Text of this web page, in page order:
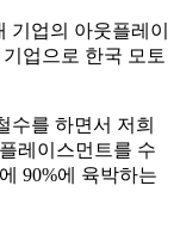
업의 아웃플레이
업으로 한국 모토
수를 하면서 저희
레이스먼트를 수
90%에 육박하는